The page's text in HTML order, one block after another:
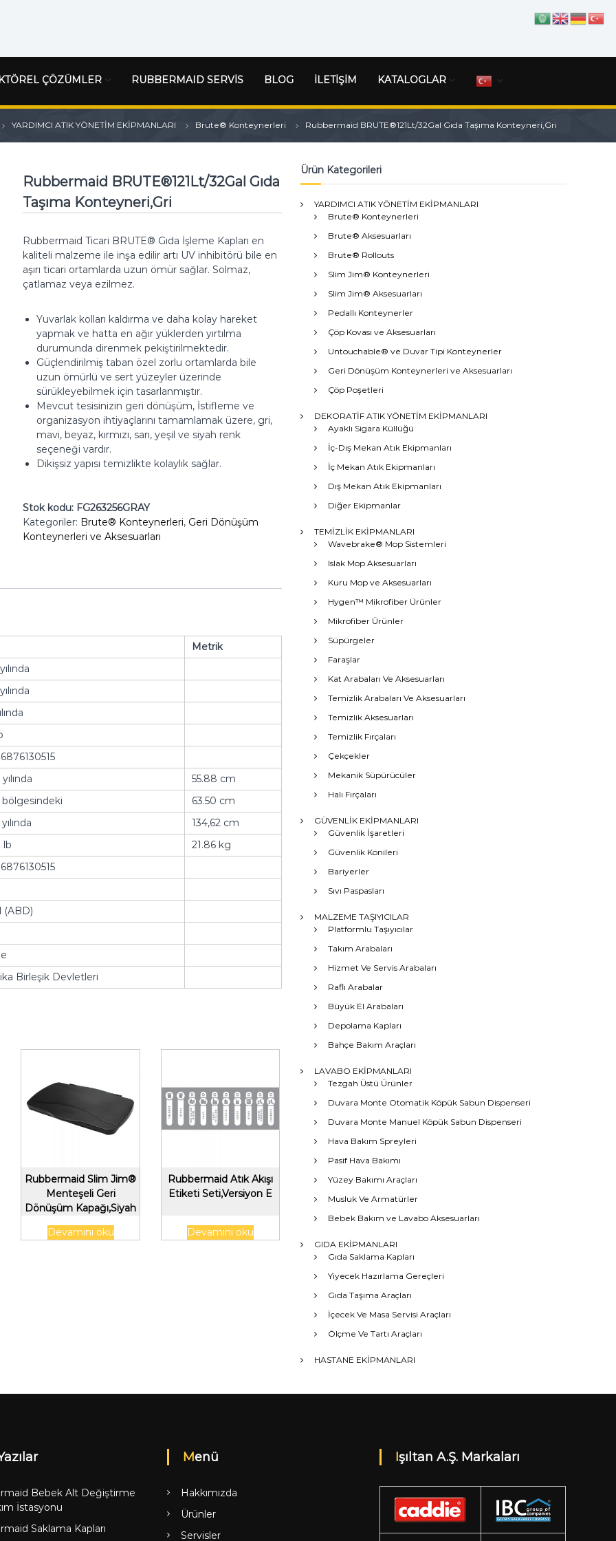
ÇÖZÜMLER RUBBERMAID SERVİS BLOG İLETİŞİM KATALOGLAR
YARDIMCI ATIK YÖNETİM EKİPMANLARI Brute® Konteynerleri Rubbermaid BRUTE®121Lt/32Gal Gıda Taşıma Konteyneri,Gri
Rubbermaid BRUTE®121Lt/32Gal Gıda
Taşıma Konteyneri,Gri
Rubbermaid Ticari BRUTE® Gıda İşleme Kapları en
kaliteli malzeme ile inşa edilir artı UV inhibitörü bile en
aşırı ticari ortamlarda uzun ömür sağlar. Solmaz,
çatlamaz veya ezilmez.
Yuvarlak kolları kaldırma ve daha kolay hareket
yapmak ve hatta en ağır yüklerden yırtılma
durumunda direnmek pekiştirilmektedir.
Güçlendirilmiş taban özel zorlu ortamlarda bile
uzun ömürlü ve sert yüzeyler üzerinde
sürükleyebilmek için tasarlanmıştır.
Mevcut tesisinizin geri dönüşüm, İstifleme ve
organizasyon ihtiyaçlarını tamamlamak üzere, gri,
mavi, beyaz, kırmızı, sarı, yeşil ve siyah renk
seçeneği vardır.
Dikişsiz yapısı temizlikte kolaylık sağlar.
Stok kodu: FG263256GRAY
Kategoriler: Brute® Konteynerleri, Geri Dönüşüm
Konteynerleri ve Aksesuarları
Metrik
55.88 cm
bölgesindeki
63.50 cm
134,62 cm
lb
21.86 kg
(ABD)
Birleşik Devletleri
Rubbermaid Slim Jim®
Menteşeli Geri
Dönüşüm Kapağı,Siyah
Devamını oku
Rubbermaid Atık Akışı
Etiketi Seti,Versiyon E
Devamını oku
Ürün Kategorileri
YARDIMCI ATIK YÖNETİM EKİPMANLARI
Brute® Konteynerleri
Brute® Aksesuarları
Brute® Rollouts
Slim Jim® Konteynerleri
Slim Jim® Aksesuarları
Pedallı Konteynerler
Çöp Kovası ve Aksesuarları
Untouchable® ve Duvar Tipi Konteynerler
Geri Dönüşüm Konteynerleri ve Aksesuarları
Çöp Poşetleri
DEKORATİF ATIK YÖNETİM EKİPMANLARI
Ayaklı Sigara Küllüğü
İç-Dış Mekan Atık Ekipmanları
İç Mekan Atık Ekipmanları
Dış Mekan Atık Ekipmanları
Diğer Ekipmanlar
TEMİZLİK EKİPMANLARI
Wavebrake® Mop Sistemleri
Islak Mop Aksesuarları
Kuru Mop ve Aksesuarları
Hygen™ Mikrofiber Ürünler
Mikrofiber Ürünler
Süpürgeler
Faraşlar
Kat Arabaları Ve Aksesuarları
Temizlik Arabaları Ve Aksesuarları
Temizlik Aksesuarları
Temizlik Fırçaları
Çekçekler
Mekanik Süpürücüler
Halı Fırçaları
GÜVENLİK EKİPMANLARI
Güvenlik İşaretleri
Güvenlik Konileri
Bariyerler
Sıvı Paspasları
MALZEME TAŞIYICILAR
Platformlu Taşıyıcılar
Takım Arabaları
Hizmet Ve Servis Arabaları
Raflı Arabalar
Büyük El Arabaları
Depolama Kapları
Bahçe Bakım Araçları
LAVABO EKİPMANLARI
Tezgah Üstü Ürünler
Duvara Monte Otomatik Köpük Sabun Dispenseri
Duvara Monte Manuel Köpük Sabun Dispenseri
Hava Bakım Spreyleri
Pasif Hava Bakımı
Yüzey Bakımı Araçları
Musluk Ve Armatürler
Bebek Bakım ve Lavabo Aksesuarları
GIDA EKİPMANLARI
Gıda Saklama Kapları
Yiyecek Hazırlama Gereçleri
Gıda Taşıma Araçları
İçecek Ve Masa Servisi Araçları
Ölçme Ve Tartı Araçları
HASTANE EKİPMANLARI
Bebek Alt Değiştirme
İstasyonu
Saklama Kapları
Menü
Hakkımızda
Ürünler
Servisler
Işıltan A.Ş. Markaları